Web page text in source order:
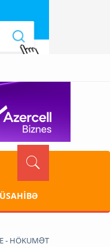
E - HÖKUMƏT